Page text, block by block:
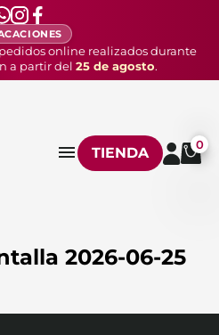
online realizados durante
a partir del 25 de agosto.
TIENDA 0
2026-06-25